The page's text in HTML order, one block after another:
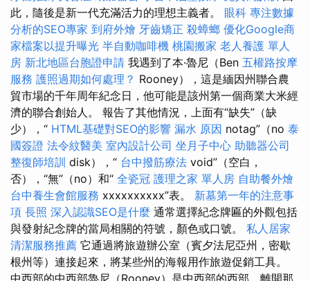
此，隨後是新一代充滿活力的理想主義者。 眼科 專注數據
分析的SEO專家 到府外燴 牙齒矯正 殺蟑螂 優化Google商
家檔案以提升曝光 半自動咖啡機 桃園搬家 老人養護 單人
房 新北地區台胞證申請 我遇到了本·魯尼（Ben 五權路按摩
服務 護照過期如何處理？ Rooney），這是緬因州聯合農
貿市場的千年周年紀念日，他可能是該州第一個商業大米經
濟的聯合創始人。 報告了其他情況，上面有“缺失”（缺
少），“ HTML基礎對SEO的影響 漏水 原因 notag”（no 泰
國簽證 法令紋醫美 室內設計公司 坐月子中心 助聽器公司
整復師培訓 disk），“ 台中撥筋療法 void”（空白，
否），“無”（no）和“ 全瓷冠 護理之家 單人房 自助餐外燴
台中養生會館服務 xxxxxxxxxx”表。 新墓第一年的注意事
項 長照 深入認識SEO是什麼 通常選擇紀念牌匾的外觀包括
與發射紀念牌的當局相關的符號，顏色或口號。 私人居家
清潔服務推薦 它通過將旅遊辦公室（賓夕法尼亞州，密歇
根州等）連接起來，將某些州的海報用作旅遊促銷工具。
中西部的中西部魯尼（Rooney）是中西部的西部，離開那